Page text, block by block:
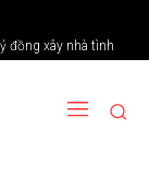
đồng xây nhà tình